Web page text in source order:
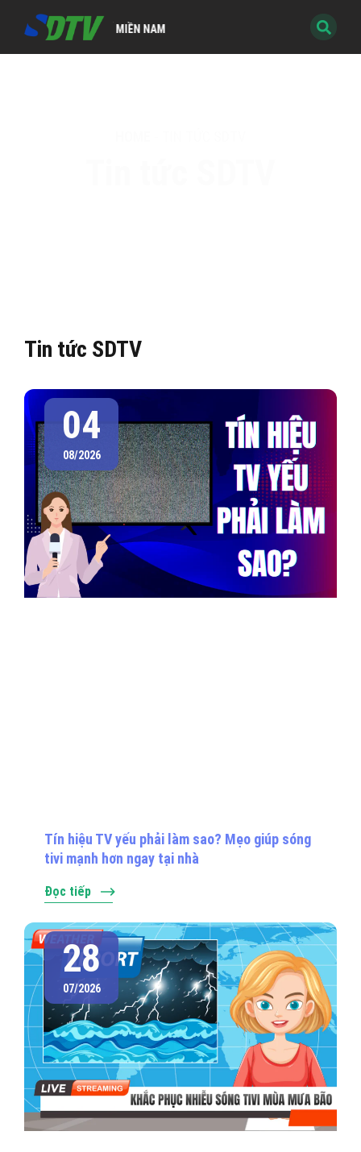
KỸ THUẬT SỐ MIỀN NAM
Tin tức SDTV
Tín hiệu TV yếu phải làm sao? Mẹo giúp sóng
tivi mạnh hơn ngay tại nhà
04
08/2026
Đọc tiếp
28
07/2026